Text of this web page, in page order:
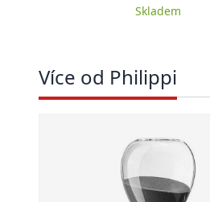
Skladem
Více od Philippi